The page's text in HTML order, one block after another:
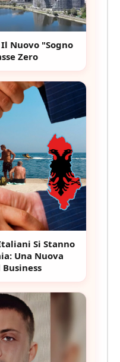
Nuovo "Sogno
Zero
Si Stanno
Una Nuova